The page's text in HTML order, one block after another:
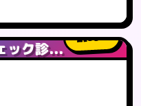
ック診...
55人